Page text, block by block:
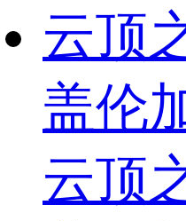
云顶
盖伦
云顶